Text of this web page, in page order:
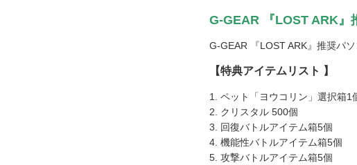
G-GEAR 『LOST ARK』
G-GEAR 『LOST ARK』推奨パ
【特典アイテムリスト 】
1. ペット「ヨウコリン」選択箱
2. クリスタル 500個
3. 回復バトルアイテム箱5個
4. 機能性バトルアイテム箱5個
5. 攻撃バトルアイテム箱5個